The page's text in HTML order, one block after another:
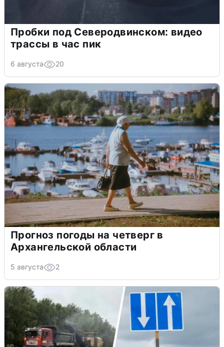
Пробки под Северодвинском: видео
трассы в час пик
6 августа 20
Прогноз погоды на четверг в
Архангельской области
5 августа 2